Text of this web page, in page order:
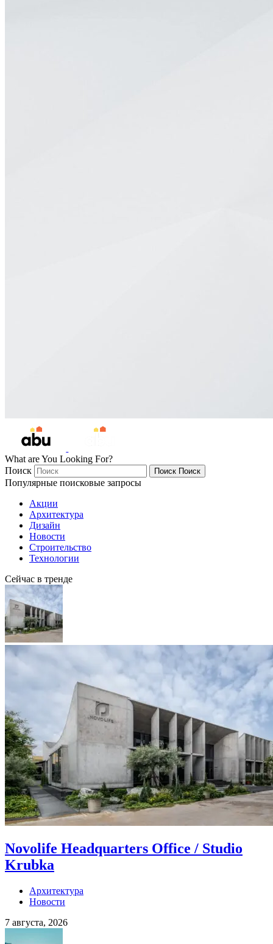
What are You Looking For?
Поиск
Поиск Поиск
Популярные поисковые запросы
Акции
Архитектура
Дизайн
Новости
Строительство
Технологии
Сейчас в тренде
Novolife Headquarters Office / Studio
Krubka
Архитектура
Новости
7 августа, 2026